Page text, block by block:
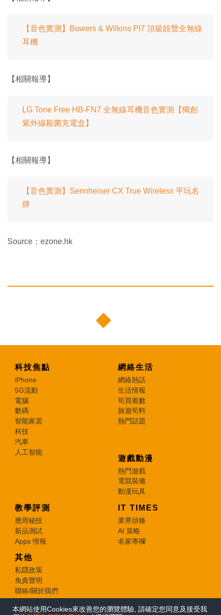
本網站使用Cookies來改善您的瀏覽體驗, 請確定您同意及接受我
【音色實測】Bowers & Wilkins PI7 頂級靚聲全無線
耳機
【相關報導】
LG Tone Free HB-FN7 全無線耳機音色實測【獨創
紫外線殺菌充電盒】
【相關報導】
【音色實測】Sennheiser CX True Wireless 平玩名
牌
Source：ezone.hk
科技焦點
iPhone
5G流動
電腦
數碼
智能家居
科技
汽車
人工智能
網絡生活
網絡熱話
生活情報
筍買着數
旅遊筍料
熱門話題
遊戲動漫
熱門遊戲
電競裝備
動漫玩具
教學評測
應用秘技
新品測試
Apps 情報
IT TIMES
業界頭條
AI 策略
名家專欄
其他
私隱政策
免責聲明
聯絡/關於我們
© 2026 e-zone. All Rights Reserved.